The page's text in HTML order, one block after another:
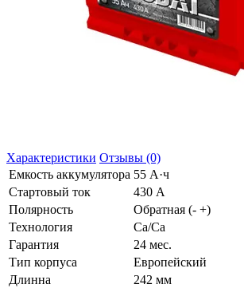
Характеристики Отзывы (0)
Емкость аккумулятора 55 А·ч
Стартовый ток
430 А
Полярность
Обратная (- +)
Технология
Ca/Ca
Гарантия
24 мес.
Тип корпуса
Европейский
Длинна
242 мм